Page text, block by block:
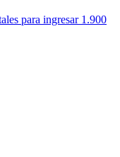
para ingresar 1.900